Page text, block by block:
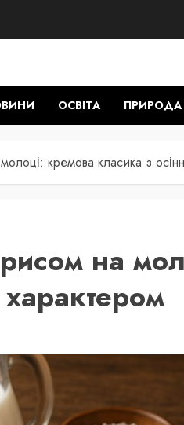
ОСВІТА ПРИРОДА
кремова класика з
на